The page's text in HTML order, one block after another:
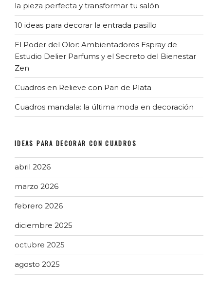
la pieza perfecta y transformar tu salón
10 ideas para decorar la entrada pasillo
El Poder del Olor: Ambientadores Espray de
Estudio Delier Parfums y el Secreto del Bienestar
Zen
Cuadros en Relieve con Pan de Plata
Cuadros mandala: la última moda en decoración
IDEAS PARA DECORAR CON CUADROS
abril 2026
marzo 2026
febrero 2026
diciembre 2025
octubre 2025
agosto 2025